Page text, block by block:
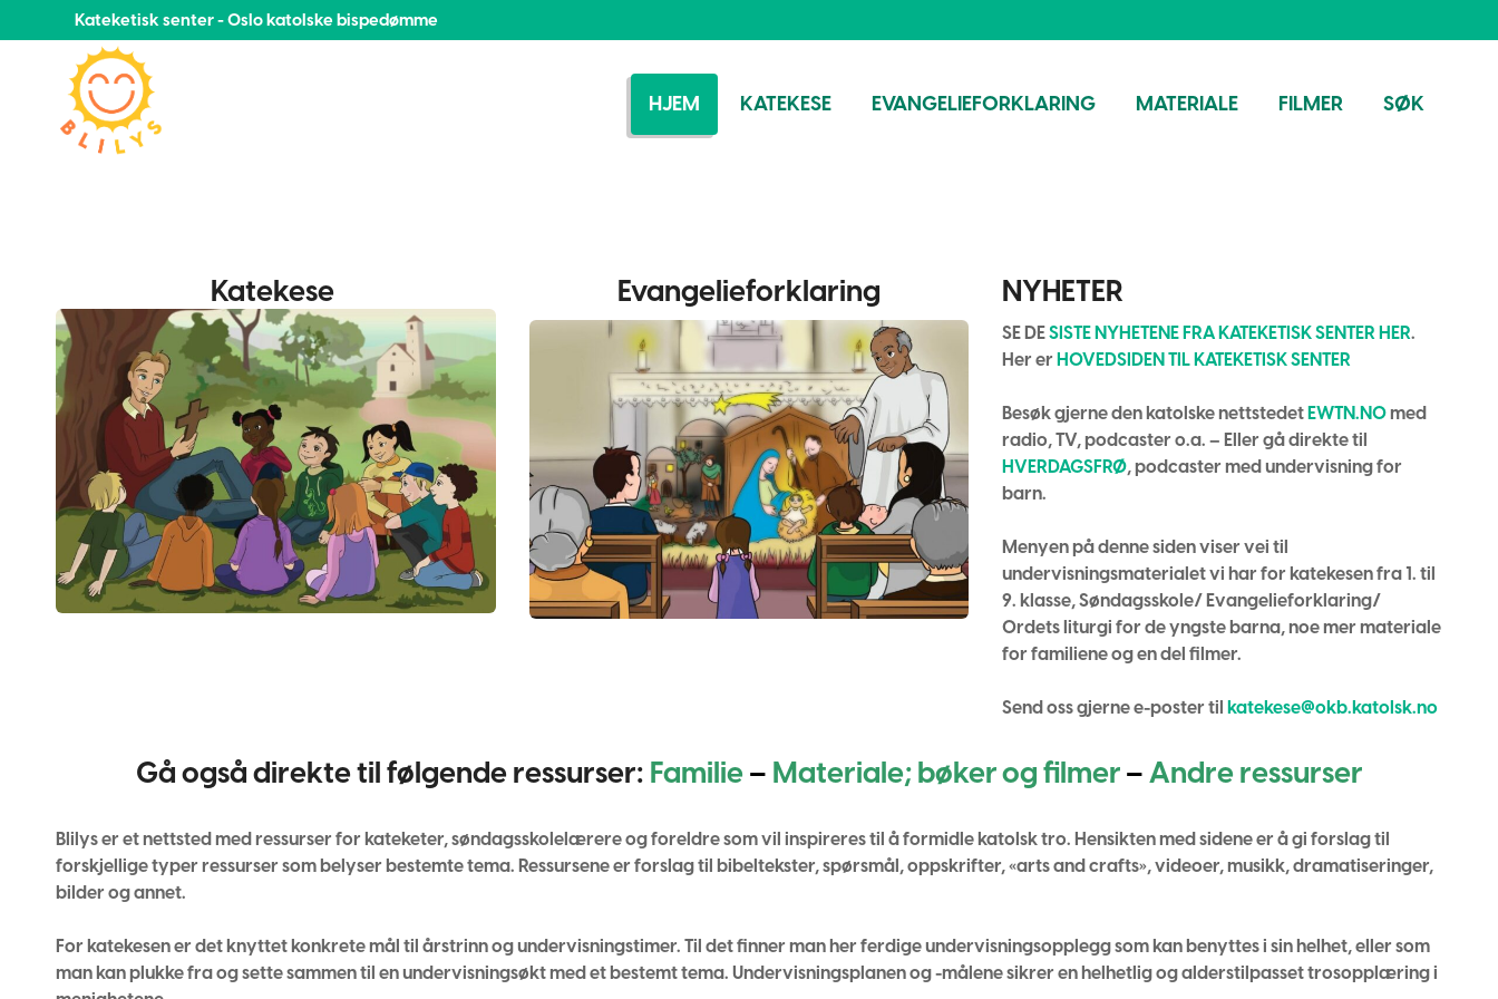
Kateketisk senter - Oslo katolske bispedømme
HJEM KATEKESE EVANGELIEFORKLARING MATERIALE FILMER SØK
Katekese Evangelieforklaring NYHETER
SE DESISTE NYHETENE FRA KATEKETISK SENTER HER.
Her erHOVEDSIDEN TIL KATEKETISK SENTER
Besøk gjerne den katolske nettstedetEWTN.NOmed
radio, TV, podcaster o.a. – Eller gå direkte til
HVERDAGSFRØ, podcaster med undervisning for
barn.
Menyen på denne siden viser vei til
undervisningsmaterialet vi har for katekesen fra 1. til
9. klasse, Søndagsskole/ Evangelieforklaring/
Ordets liturgi for de yngste barna, noe mer materiale
for familiene og en del filmer.
Send oss gjerne e-poster tilkatekese@okb.katolsk.no
Gå også direkte til følgende ressurser: Familie – Materiale; bøker og filmer –Andre ressurser
Blilys er et nettsted med ressurser for kateketer, søndagsskolelærere og foreldre som vil inspireres til å formidle katolsk tro. Hensikten med sidene er å gi forslag til
forskjellige typer ressurser som belyser bestemte tema. Ressursene er forslag til bibeltekster, spørsmål, oppskrifter, «arts and crafts», videoer, musikk, dramatiseringer,
bilder og annet.
For katekesen er det knyttet konkrete mål til årstrinn og undervisningstimer. Til det finner man her ferdige undervisningsopplegg som kan benyttes i sin helhet, eller som
man kan plukke fra og sette sammen til en undervisningsøkt med et bestemt tema. Undervisningsplanen og -målene sikrer en helhetlig og alderstilpasset trosopplæring i